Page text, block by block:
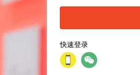
快速登录